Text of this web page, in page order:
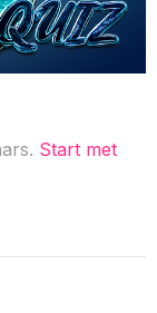
Start met